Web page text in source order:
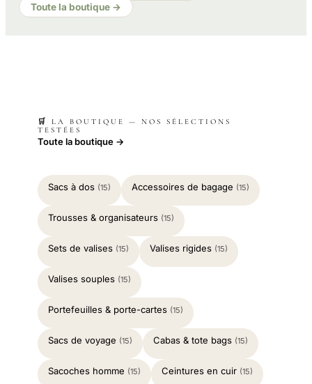
Toute la boutique →
🛒 LA BOUTIQUE — NOS SÉLECTIONS
TESTÉES
Toute la boutique →
Sacs à dos (15) Accessoires de bagage (15)
Trousses & organisateurs (15)
Sets de valises (15) Valises rigides (15)
Valises souples (15)
Portefeuilles & porte-cartes (15)
Sacs de voyage (15) Cabas & tote bags (15)
Sacoches homme (15) Ceintures en cuir (15)